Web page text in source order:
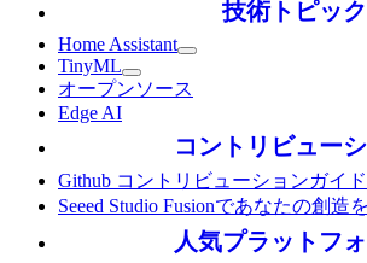
技術トピック
Home Assistant
TinyML
オープンソース
Edge AI
コントリビュー
Github コントリビューションガイド
Seeed Studio Fusionであなたの創造
人気プラットフ